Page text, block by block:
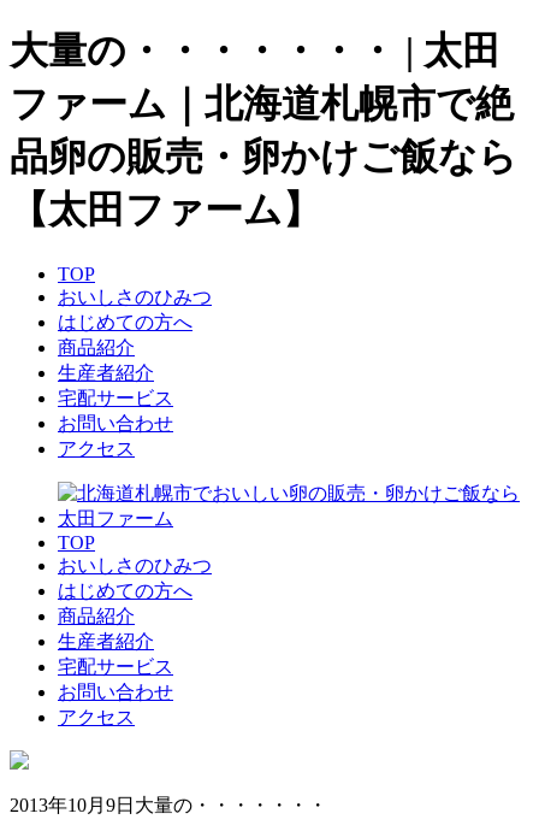
大量の・・・・・・・ | 太田
ファーム｜北海道札幌市で絶
品卵の販売・卵かけご飯なら
【太田ファーム】
TOP
おいしさのひみつ
はじめての方へ
商品紹介
生産者紹介
宅配サービス
お問い合わせ
アクセス
TOP
おいしさのひみつ
はじめての方へ
商品紹介
生産者紹介
宅配サービス
お問い合わせ
アクセス
2013年10月9日 大量の・・・・・・・